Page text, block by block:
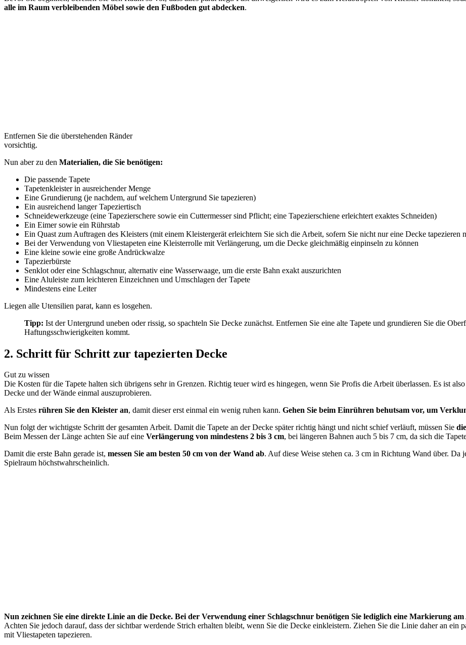
alle im Raum verbleibenden Möbel sowie den Fußboden gut abdecken.
Entfernen Sie die überstehenden Ränder
vorsichtig.
Nun aber zu den Materialien, die Sie benötigen:
Die passende Tapete
Tapetenkleister in ausreichender Menge
Eine Grundierung (je nachdem, auf welchem Untergrund Sie tapezieren)
Ein ausreichend langer Tapeziertisch
Schneidewerkzeuge (eine Tapezierschere sowie ein Cuttermesser sind Pflicht; eine Tapezierschiene erleichtert exaktes Schneiden)
Ein Eimer sowie ein Rührstab
Ein Quast zum Auftragen des Kleisters (mit einem Kleistergerät erleichtern Sie sich die Arbeit, sofern Sie nicht nur eine Decke tapezieren
Bei der Verwendung von Vliestapeten eine Kleisterrolle mit Verlängerung, um die Decke gleichmäßig einpinseln zu können
Eine kleine sowie eine große Andrückwalze
Tapezierbürste
Senklot oder eine Schlagschnur, alternativ eine Wasserwaage, um die erste Bahn exakt auszurichten
Eine Aluleiste zum leichteren Einzeichnen und Umschlagen der Tapete
Mindestens eine Leiter
Liegen alle Utensilien parat, kann es losgehen.
Tipp: Ist der Untergrund uneben oder rissig, so spachteln Sie Decke zunächst. Entfernen Sie eine alte Tapete und grundieren Sie die
Haftungsschwierigkeiten kommt.
2. Schritt für Schritt zur tapezierten Decke
Gut zu wissen
Die Kosten für die Tapete halten sich übrigens sehr in Grenzen. Richtig teuer wird es hingegen, wenn Sie Profis die Arbeit überlassen. Es ist
Decke und der Wände einmal auszuprobieren.
Als Erstes rühren Sie den Kleister an, damit dieser erst einmal ein wenig ruhen kann. Gehen Sie beim Einrühren behutsam vor, um
Nun folgt der wichtigste Schritt der gesamten Arbeit. Damit die Tapete an der Decke später richtig hängt und nicht schief verläuft, müssen Sie
Beim Messen der Länge achten Sie auf eine Verlängerung von mindestens 2 bis 3 cm, bei längeren Bahnen auch 5 bis 7 cm, da sich die
Damit die erste Bahn gerade ist, messen Sie am besten 50 cm von der Wand ab. Auf diese Weise stehen ca. 3 cm in Richtung Wand über.
Spielraum höchstwahrscheinlich.
Nun zeichnen Sie eine direkte Linie an die Decke. Bei der Verwendung einer Schlagschnur benötigen Sie lediglich eine Markierung
Achten Sie jedoch darauf, dass der sichtbar werdende Strich erhalten bleibt, wenn Sie die Decke einkleistern. Ziehen Sie die Linie daher an ein
mit Vliestapeten tapezieren.